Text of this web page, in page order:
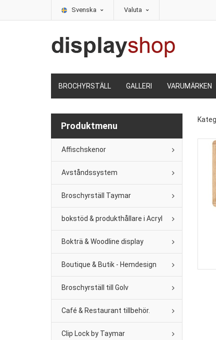
Svenska Valuta
BROCHYRSTÄLL GALLERI VARUMÄRKEN
Produktmenu
Affischskenor
Avståndssystem
Broschyrställ Taymar
bokstöd & produkthållare i Acryl
Bokträ & Woodline display
Boutique & Butik - Hemdesign
Broschyrställ till Golv
Café & Restaurant tillbehör.
Clip Lock by Taymar